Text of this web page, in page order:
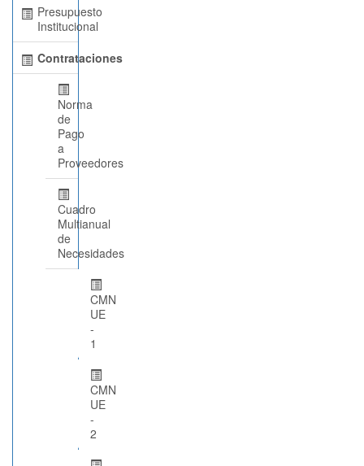
Presupuesto
Institucional
Contrataciones
Norma
de
Pago
a
Proveedores
Cuadro
Multianual
de
Necesidades
CMN
UE
-
1
CMN
UE
-
2